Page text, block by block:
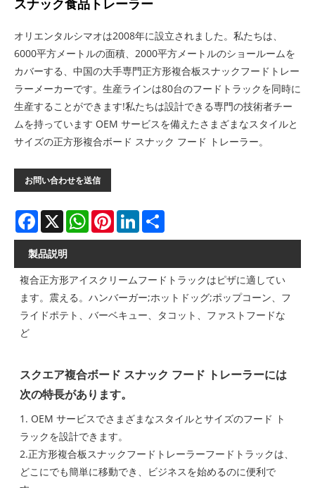
オリエンタルシマオは2008年に設立されました。私たちは、
6000平方メートルの面積、2000平方メートルのショールームを
カバーする、中国の大手専門正方形複合板スナックフードトレー
ラーメーカーです。生産ラインは80台のフードトラックを同時に
生産することができます!私たちは設計できる専門の技術者チー
ムを持っています OEM サービスを備えたさまざまなスタイルと
サイズの正方形複合ボード スナック フード トレーラー。
お問い合わせを送信
Facebook
X WhatsAppPinterestLinkedIn
製品説明
複合正方形アイスクリームフードトラックはピザに適してい
ます。震える。ハンバーガー;ホットドッグ;ポップコーン、フ
ライドポテト、バーベキュー、タコット、ファストフードな
ど
スクエア複合ボード スナック フード トレーラーには
次の特長があります。
1. OEM サービスでさまざまなスタイルとサイズのフード ト
ラックを設計できます。
2.正方形複合板スナックフードトレーラーフードトラックは、
どこにでも簡単に移動でき、ビジネスを始めるのに便利で